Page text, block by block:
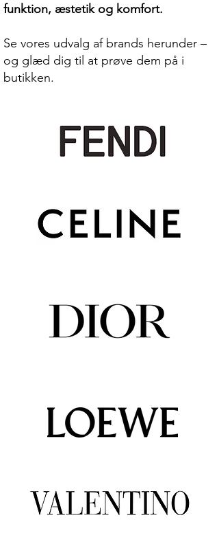
funktion, æstetik og komfort.
Se vores udvalg af brands herunder –
og glæd dig til at prøve dem på i
butikken.